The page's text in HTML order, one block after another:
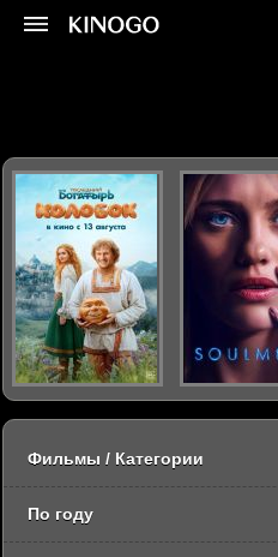
Фильмы / Категории
По году